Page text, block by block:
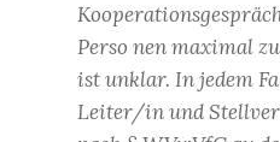
Perso nen maximal
ist unklar. In jedem
Leiter/in und